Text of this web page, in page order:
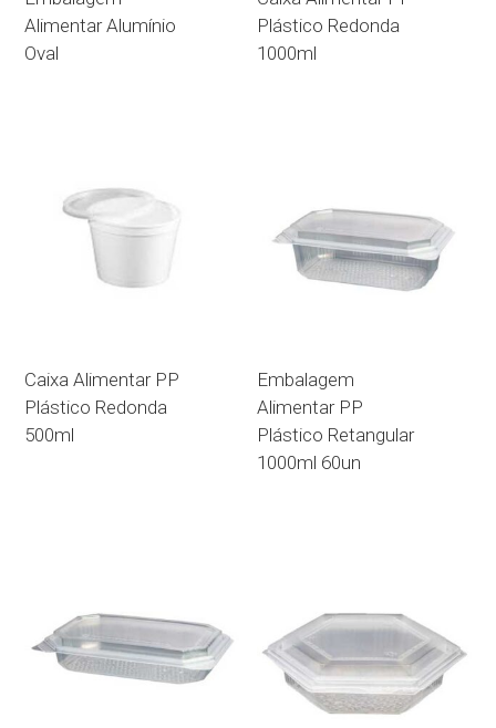
Alimentar Alumínio
Oval
Plástico Redonda
1000ml
Caixa Alimentar PP
Plástico Redonda
500ml
Embalagem
Alimentar PP
Plástico Retangular
1000ml 60un